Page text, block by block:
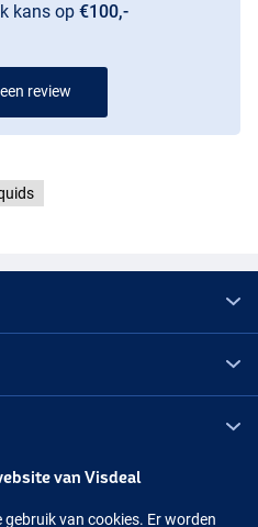
kans op €100,-
review
van Visdeal
van cookies. Er worden